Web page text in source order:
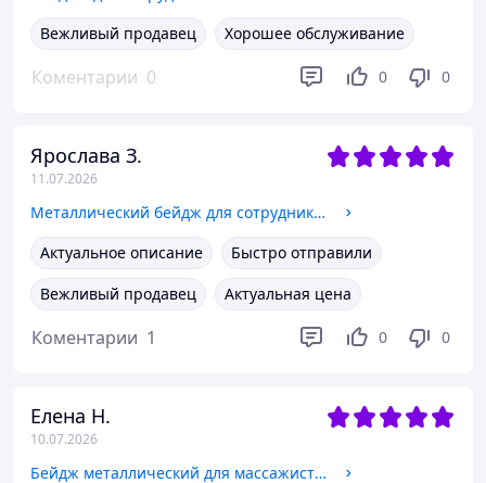
Вежливый продавец
Хорошее обслуживание
Коментарии 0 0 0
Ярослава З.
11.07.2026
Металлический бейдж для сотрудников Укрзализныци на магните или булавке
Актуальное описание
Быстро отправили
Вежливый продавец
Актуальная цена
Коментарии 1 0 0
Елена Н.
10.07.2026
Бейдж металлический для массажиста на магните или булавке